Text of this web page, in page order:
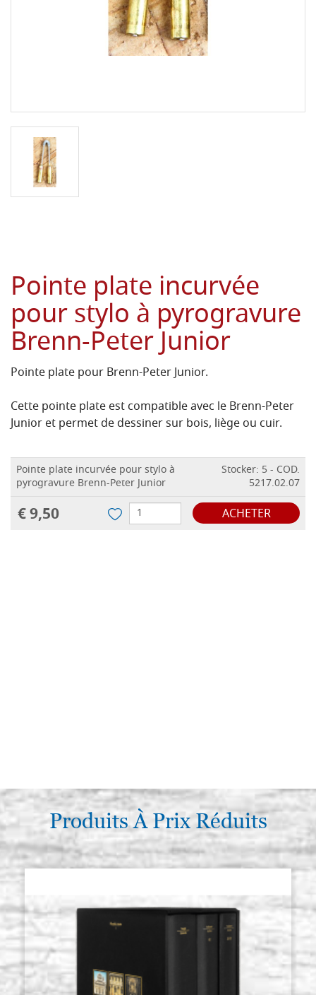
Pointe plate incurvée
pour stylo à pyrogravure
Brenn-Peter Junior
Pointe plate pour Brenn-Peter Junior.
Cette pointe plate est compatible avec le Brenn-Peter
Junior et permet de dessiner sur bois, liège ou cuir.
Pointe plate incurvée pour stylo à
pyrogravure Brenn-Peter Junior
Stocker: 5 - COD.
5217.02.07
€ 9,50 ACHETER
Produits À Prix Réduits